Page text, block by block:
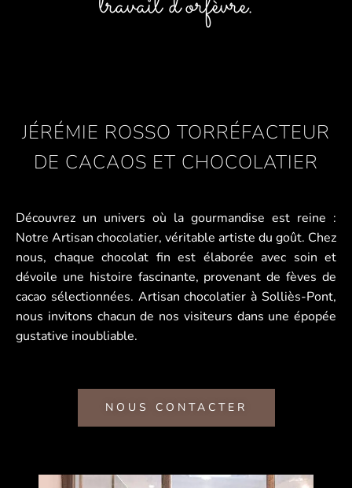
JÉRÉMIE ROSSO TORRÉFACTEUR
DE CACAOS ET CHOCOLATIER
Découvrez un univers où la gourmandise est reine :
Notre Artisan chocolatier, véritable artiste du goût. Chez
nous, chaque chocolat fin est élaborée avec soin et
dévoile une histoire fascinante, provenant de fèves de
cacao sélectionnées. Artisan chocolatier à Solliès-Pont,
nous invitons chacun de nos visiteurs dans une épopée
gustative inoubliable.
NOUS CONTACTER